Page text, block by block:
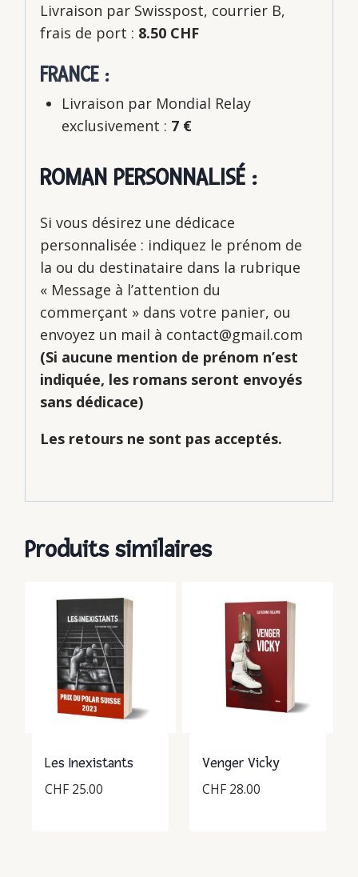
Livraison par Swisspost, courrier B,
frais de port : 8.50 CHF
FRANCE :
Livraison par Mondial Relay
exclusivement : 7 €
ROMAN PERSONNALISÉ :
Si vous désirez une dédicace
personnalisée : indiquez le prénom de
la ou du destinataire dans la rubrique
« Message à l’attention du
commerçant » dans votre panier, ou
envoyez un mail à contact@gmail.com
(Si aucune mention de prénom n’est
indiquée, les romans seront envoyés
sans dédicace)
Les retours ne sont pas acceptés.
Produits similaires
Les Inexistants
CHF 25.00
Venger Vicky
CHF 28.00